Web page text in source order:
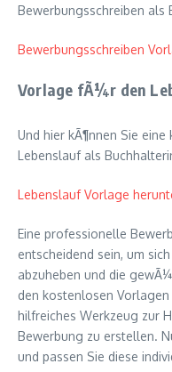
Bewerbungsschreiben als
Bewerbungsschreiben
Vorlage fÃ¼r den
Und hier kÃ¶nnen Sie
Lebenslauf als
Lebenslauf Vorlage
Eine professionelle
entscheidend sein, um
abzuheben und die
den kostenlosen
hilfreiches Werkzeug zur
Bewerbung zu erstellen.
und passen Sie diese